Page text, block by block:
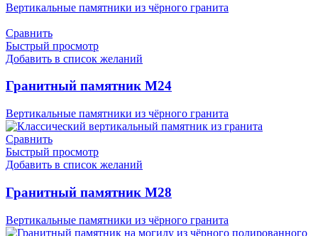
Вертикальные памятники из чёрного гранита
Сравнить
Быстрый просмотр
Добавить в список желаний
Гранитный памятник М24
Вертикальные памятники из чёрного гранита
Сравнить
Быстрый просмотр
Добавить в список желаний
Гранитный памятник М28
Вертикальные памятники из чёрного гранита